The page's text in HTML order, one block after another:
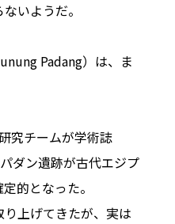
いようだ。
Padang）は、ま
究チームが学術誌
ダン遺跡が古代エジプ
的となった。
上げてきたが、実は